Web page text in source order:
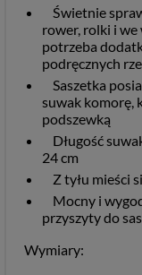
Świetnie
rower, rolki i
potrzeba
podręcznych
Saszetka
suwak komorę,
podszewką
Długość
24 cm
Z tyłu mieści
Mocny i
przyszyty do
Wymiary: